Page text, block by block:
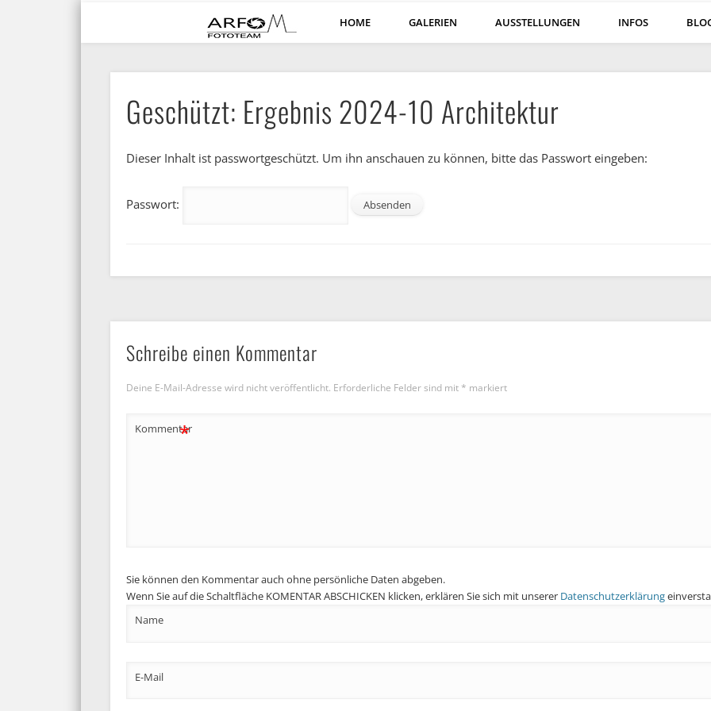
HOME GALERIEN AUSSTELLUNGEN INFOS
Geschützt: Ergebnis 2024-10 Architektur
Dieser Inhalt ist passwortgeschützt. Um ihn anschauen zu können, bitte das Passwort eingeben:
Passwort:
Schreibe einen Kommentar
Deine E-Mail-Adresse wird nicht veröffentlicht. Erforderliche Felder sind mit * markiert
Kommentar
*
Sie können den Kommentar auch ohne persönliche Daten abgeben.
Wenn Sie auf die Schaltfläche KOMENTAR ABSCHICKEN klicken, erklären Sie sich mit unserer Datenschutzerklärung
Name
E-Mail